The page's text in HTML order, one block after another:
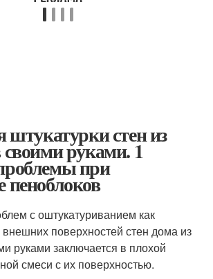
штукатурки стен из
своими руками. 1
при
пеноблоков
с оштукатуриванием как
внешних поверхностей стен дома из
руками заключается в плохой
смеси с их поверхностью.